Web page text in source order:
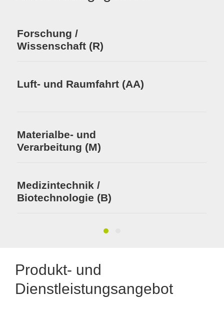
Forschung /
Wissenschaft (R)
Luft- und Raumfahrt (AA)
Materialbe- und
Verarbeitung (M)
Medizintechnik /
Biotechnologie (B)
Produkt- und
Dienstleistungsangebot